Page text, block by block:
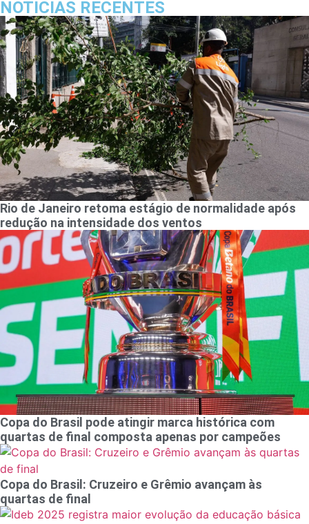
NOTICIAS RECENTES
Rio de Janeiro retoma estágio de normalidade após
redução na intensidade dos ventos
Copa do Brasil pode atingir marca histórica com
quartas de final composta apenas por campeões
Copa do Brasil: Cruzeiro e Grêmio avançam às
quartas de final